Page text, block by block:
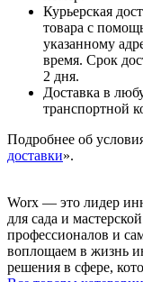
Курьерская
товара с
указанному
время. Срок
2 дня.
Доставка в
транспортной
Подробнее об
доставки».
Worx — это лидер
для сада и
профессионалов и
воплощаем в жизнь
решения в сфере,